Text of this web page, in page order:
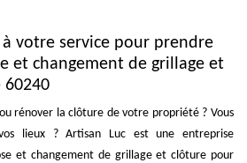
à votre service pour prendre
et changement de grillage et
rénover la clôture de votre propriété ? Vous
lieux ? Artisan Luc est une entreprise
et changement de grillage et clôture pour